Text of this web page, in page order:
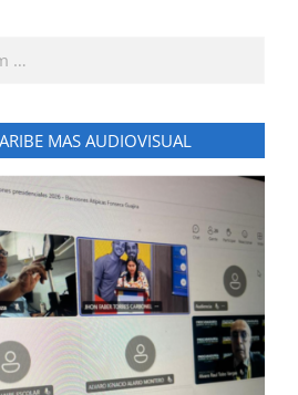
MAS AUDIOVISUAL